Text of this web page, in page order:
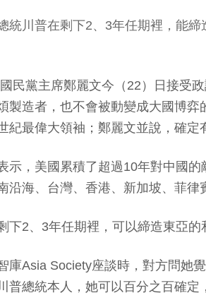
統川普在剩下2、3年任期裡，能
民黨主席鄭麗文今（22）日接受
製造者，也不會被動變成大國博
紀最偉大領袖；鄭麗文並說，確
示，美國累積了超過10年對中國
沿海、台灣、香港、新加坡、菲
下2、3年任期裡，可以締造東亞
庫Asia Society座談時，對方問她
普總統本人，她可以百分之百確定